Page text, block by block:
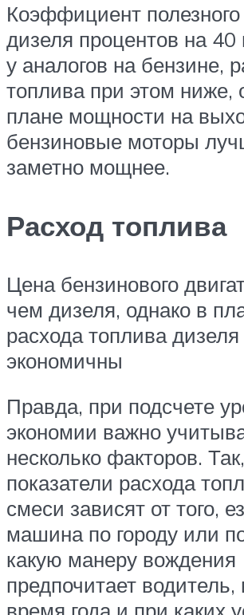
Коэффициент
дизеля процентов на
у аналогов на бензине,
топлива при этом ниже,
плане мощности на
бензиновые моторы
заметно мощнее.
Расход топлива
Цена бензинового
чем дизеля, однако в
расхода топлива
экономичны
Правда, при подсчете
экономии важно
несколько факторов. Так,
показатели расхода
смеси зависят от того,
машина по городу или
какую манеру вождения
предпочитает водитель,